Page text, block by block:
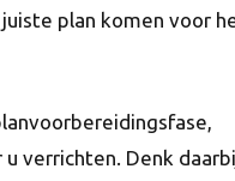
plan komen voor
verrichten. Denk